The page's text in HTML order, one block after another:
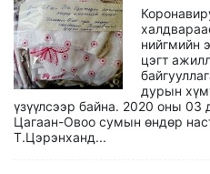
нийгмийн
цэгт
дурын
үзүүлсээр байна. 2020 оны
Цагаан-Овоо сумын өндөр
Т.Цэрэнханд...